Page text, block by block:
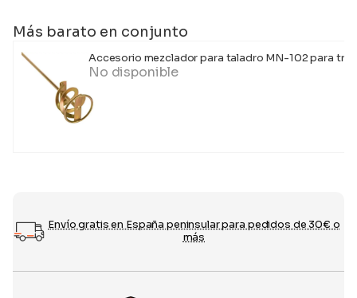
Más barato en conjunto
Accesorio mezclador para taladro MN-102 para
No disponible
Envío gratis en España peninsular para pedidos de 30€ o
más